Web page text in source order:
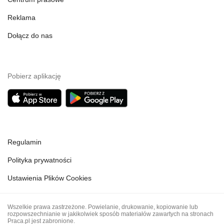
Reklama
Dołącz do nas
Pobierz aplikację
Regulamin
Polityka prywatności
Ustawienia Plików Cookies
Wszelkie prawa zastrzeżone. Powielanie, drukowanie, kopiowanie lub
rozpowszechnianie w jakikolwiek sposób materiałów zawartych na stronach
Praca.pl jest zabronione.